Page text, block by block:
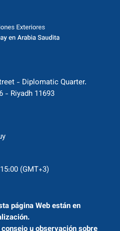
- Diplomatic Quarter.
- Riyadh 11693
(GMT+3)
página Web están en